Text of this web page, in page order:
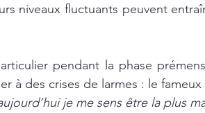
niveaux fluctuants peuvent
pendant la phase
à des crises de larmes : le fameux
je me sens être la plus